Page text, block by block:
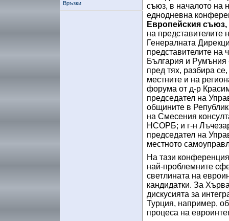
Връзки
съюз, в началото на
еднодневна
Европейския съюз,
на представителите
Генералната
представителите на
България и Румъния
пред тях, разбира
местните и на
форума от д-р
председател на
общините в
на Смесения
НСОРБ; и г-н
председател на
местното
На тази
най-проблемните
светлината на
кандидатки. За
дискусията за
Турция, например,
процеса на